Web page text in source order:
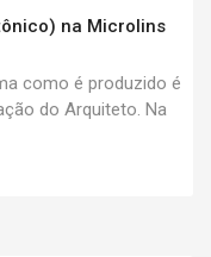
na Microlins
como é produzido é
do Arquiteto. Na